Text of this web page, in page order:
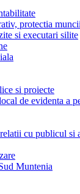
protectia
si executari silite
si proiecte
de evidenta a
cu publicul si
Muntenia